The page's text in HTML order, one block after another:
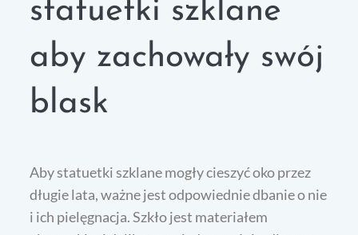
statuetki szklane
aby zachowały swój
blask
Aby statuetki szklane mogły cieszyć oko przez
długie lata, ważne jest odpowiednie dbanie o nie
i ich pielęgnacja. Szkło jest materiałem